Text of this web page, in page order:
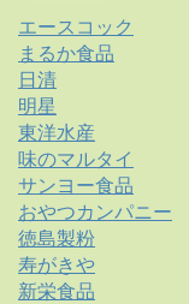
エースコック
まるか食品
日清
明星
東洋水産
味のマルタイ
サンヨー食品
おやつカンパニー
徳島製粉
寿がきや
新栄食品